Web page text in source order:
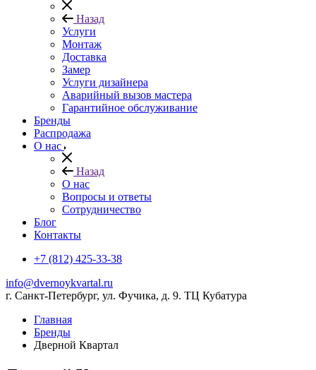
Назад
Услуги
Монтаж
Доставка
Замер
Услуги дизайнера
Аварийный вызов мастера
Гарантийное обслуживание
Бренды
Распродажа
О нас
Назад
О нас
Вопросы и ответы
Сотрудничество
Блог
Контакты
+7 (812) 425-33-38
info@dvernoykvartal.ru
г. Санкт-Петербург, ул. Фучика, д. 9. ТЦ Кубатура
Главная
Бренды
Дверной Квартал